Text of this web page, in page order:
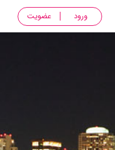
ورود عضویت